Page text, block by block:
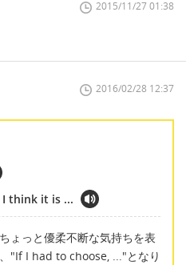
2015/11/27 01:38
2016/02/28 12:37
think it is ...
ょっと優柔不断な気持ちを表
"If I had to choose, ..."となり